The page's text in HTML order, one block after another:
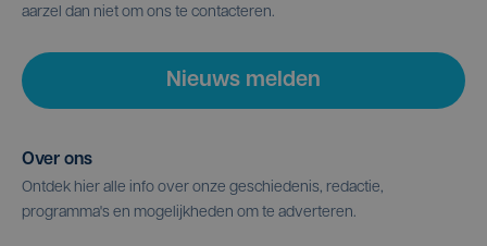
aarzel dan niet om ons te contacteren.
Nieuws melden
Over ons
Ontdek hier alle info over onze geschiedenis, redactie,
programma's en mogelijkheden om te adverteren.